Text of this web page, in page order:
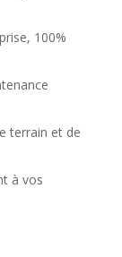
100%
terrain et de
à vos